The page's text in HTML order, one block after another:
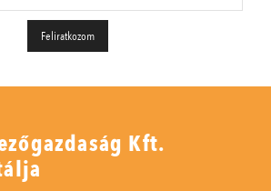
Kft.